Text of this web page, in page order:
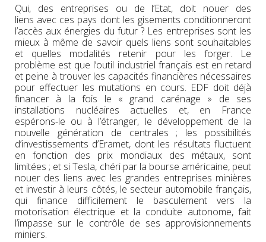
Qui, des entreprises ou de l’Etat, doit nouer des
liens avec ces pays dont les gisements conditionneront
l’accès aux énergies du futur ? Les entreprises sont les
mieux à même de savoir quels liens sont souhaitables
et quelles modalités retenir pour les forger. Le
problème est que l’outil industriel français est en retard
et peine à trouver les capacités financières nécessaires
pour effectuer les mutations en cours. EDF doit déjà
financer à la fois le « grand carénage » de ses
installations nucléaires actuelles et, en France
espérons-le ou à l’étranger, le développement de la
nouvelle génération de centrales ; les possibilités
d’investissements d’Eramet, dont les résultats fluctuent
en fonction des prix mondiaux des métaux, sont
limitées ; et si Tesla, chéri par la bourse américaine, peut
nouer des liens avec les grandes entreprises minières
et investir à leurs côtés, le secteur automobile français,
qui finance difficilement le basculement vers la
motorisation électrique et la conduite autonome, fait
l’impasse sur le contrôle de ses approvisionnements
miniers.